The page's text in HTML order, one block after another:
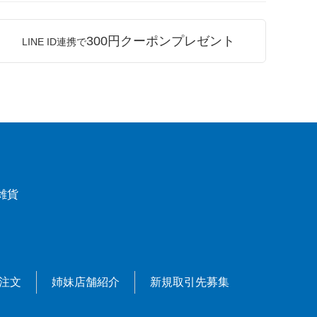
LINE ID連携で300円クーポンプレゼント
貨
文 姉妹店舗紹介 新規取引先募集